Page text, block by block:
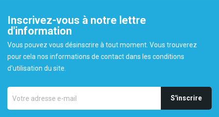
Inscrivez-vous à notre lettre
d'information
Vous pouvez vous désinscrire à tout moment. Vous trouverez
pour cela nos informations de contact dans les conditions
d'utilisation du site.